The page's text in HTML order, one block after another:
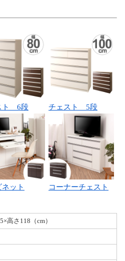
ト 6段 チェスト 5段
ット コーナーチェスト
高さ118（cm）